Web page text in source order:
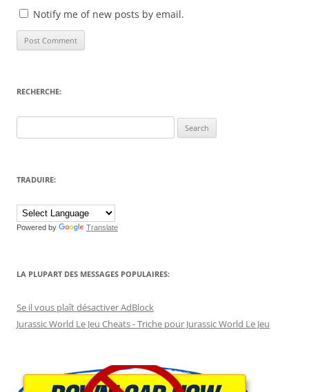
Notify me of new posts by email.
RECHERCHE:
for:
TRADUIRE:
Powered by Translate
LA PLUPART DES MESSAGES POPULAIRES:
Se il vous plaît désactiver AdBlock
Jurassic World Le Jeu Cheats - Triche pour Jurassic World Le Jeu